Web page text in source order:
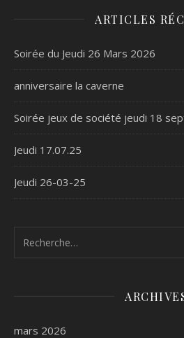
ARTICLES
Soirée du Jeudi 26 Mars 2026
anniversaire la caverne
Soirée jeux de société jeudi 18
Jeudi 17.07.25
Jeudi 26-03-25
mars 2026